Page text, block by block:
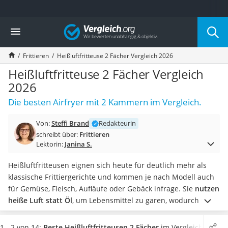
Die beliebtesten Vergleiche nach Kategorie
Haushalt
Wassersprudler
Zentralstaubsauger
Brotbackautomat
Wischroboter
Wäschespinne
Industriestaubsauger
Akku-Staubsauger
Eierkocher
AEG-Waschmaschine
Saug-Wisch-Roboter
Handstaubsauger
Milchaufschäumer
Kondenstrockner
Reiskocher
Vergleich
Frittieren Heißluftfritteuse 2 Fächer Vergleich 2026
Heißluftfritteuse 2 Fächer Vergleich
2026
Die besten Airfryer mit 2 Kammern im Vergleich.
Von:Steffi Brand
Redakteurin
schreibt über: Frittieren
Lektorin: Janina S.
Heißluftfritteusen eignen sich heute für deutlich mehr als
klassische Frittiergerichte und kommen je nach Modell auch
für Gemüse, Fleisch, Aufläufe oder Gebäck infrage. Sie nutzen
heiße Luft statt Öl, um Lebensmittel zu garen, wodurch sie
gesünder und kalorienärmer sind als herkömmliche
Fritteusen. UnserHeißluftfritteusen-Testzeigt, dass sie